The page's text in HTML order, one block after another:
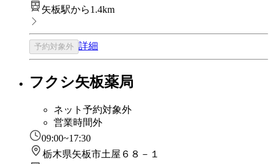
矢板駅から1.4km
予約対象外 詳細
フクシ矢板薬局
ネット予約対象外
営業時間外
09:00~17:30
栃木県矢板市土屋６８－１